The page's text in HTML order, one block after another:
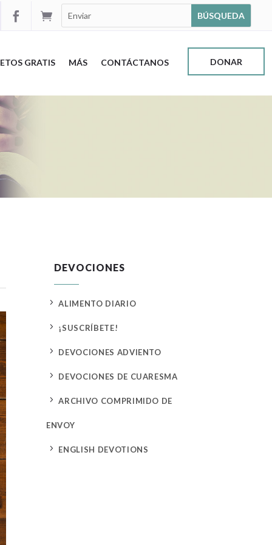


GRATIS MÁS CONTÁCTANOS DONAR
DEVOCIONES
5 ALIMENTO DIARIO
5 ¡SUSCRÍBETE!
5 DEVOCIONES ADVIENTO
5 DEVOCIONES DE CUARESMA
5 ARCHIVO COMPRIMIDO DE
ENVOY
5 ENGLISH DEVOTIONS